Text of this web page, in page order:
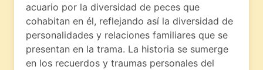
acuario por la diversidad de peces que
cohabitan en él, reflejando así la diversidad de
personalidades y relaciones familiares que se
presentan en la trama. La historia se sumerge
en los recuerdos y traumas personales del